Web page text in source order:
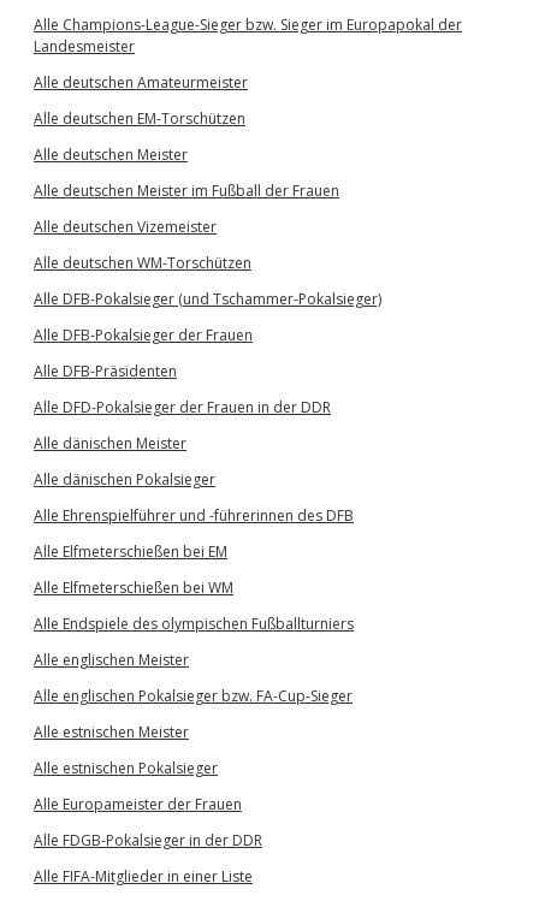
Alle Champions-League-Sieger bzw. Sieger im Europapokal der
Landesmeister
Alle deutschen Amateurmeister
Alle deutschen EM-Torschützen
Alle deutschen Meister
Alle deutschen Meister im Fußball der Frauen
Alle deutschen Vizemeister
Alle deutschen WM-Torschützen
Alle DFB-Pokalsieger (und Tschammer-Pokalsieger)
Alle DFB-Pokalsieger der Frauen
Alle DFB-Präsidenten
Alle DFD-Pokalsieger der Frauen in der DDR
Alle dänischen Meister
Alle dänischen Pokalsieger
Alle Ehrenspielführer und -führerinnen des DFB
Alle Elfmeterschießen bei EM
Alle Elfmeterschießen bei WM
Alle Endspiele des olympischen Fußballturniers
Alle englischen Meister
Alle englischen Pokalsieger bzw. FA-Cup-Sieger
Alle estnischen Meister
Alle estnischen Pokalsieger
Alle Europameister der Frauen
Alle FDGB-Pokalsieger in der DDR
Alle FIFA-Mitglieder in einer Liste